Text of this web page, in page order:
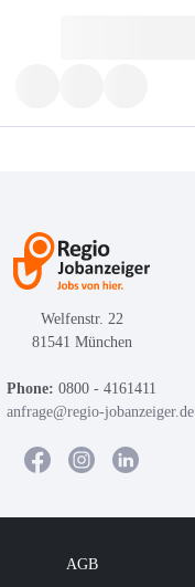
Welfenstr. 22
81541 München
Phone: 0800 - 4161411
anfrage@regio-jobanzeiger.de
AGB